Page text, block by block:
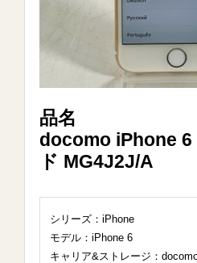
品名
docomo iPhone 6
ド MG4J2J/A
シリーズ：iPhone
モデル：iPhone 6
キャリア&ストレージ：